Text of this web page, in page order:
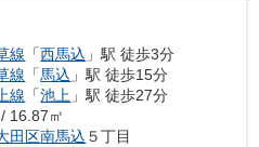
線 「西馬込 」駅 徒歩3分
線 「馬込 」駅 徒歩15分
線 「池上 」駅 徒歩27分
16.87㎡
田区南馬込 ５丁目